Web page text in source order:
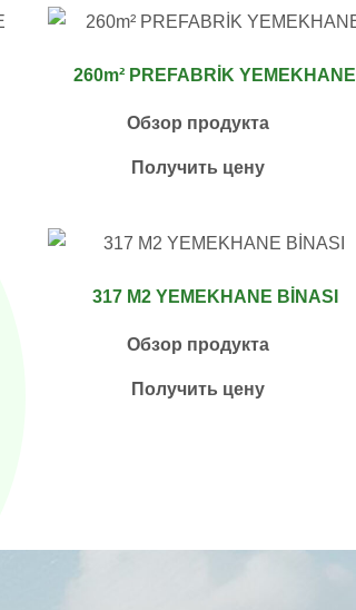
260m² PREFABRİK YEMEKHANE
Обзор продукта
Получить цену
317 M2 YEMEKHANE BİNASI
Обзор продукта
Получить цену